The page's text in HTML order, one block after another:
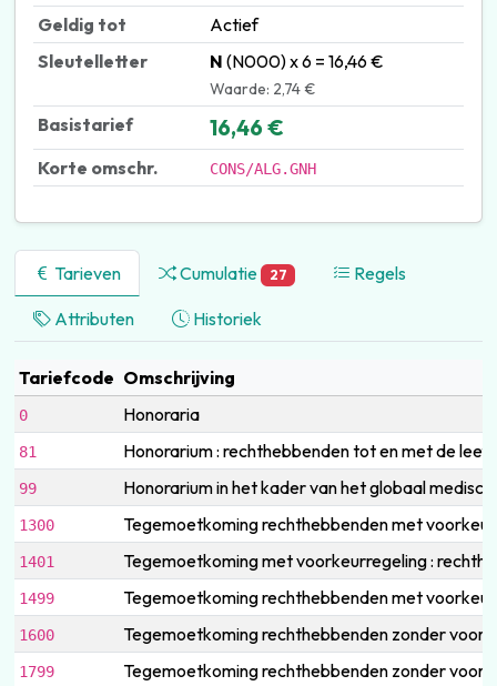
Geldig tot
Actief
Sleutelletter
N (N000) x 6 = 16,46 €
Waarde: 2,74 €
Basistarief 16,46 €
Korte omschr. CONS/ALG.GNH
Tarieven Cumulatie 27 Regels
Attributen Historiek
Tariefcode Omschrijving
0 Honoraria
81 Honorarium : rechthebbenden tot en met de
99 Honorarium in het kader van het globaal medisch
1300 Tegemoetkoming rechthebbenden met
1401 Tegemoetkoming met voorkeurregeling :
1499 Tegemoetkoming rechthebbenden met
1600 Tegemoetkoming rechthebbenden zonder
1799 Tegemoetkoming rechthebbenden zonder